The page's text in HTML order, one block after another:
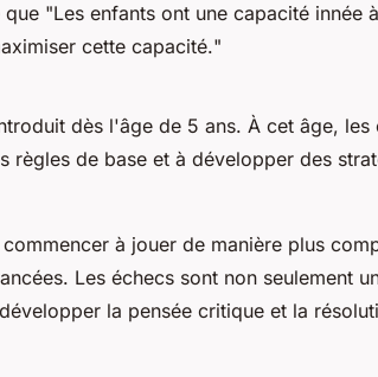
que "Les enfants ont une capacité innée
cette capacité."
dès l'âge de 5 ans. À cet âge, les
règles de base et à développer des
à jouer de manière plus
Les échecs sont non seulement
la pensée critique et la